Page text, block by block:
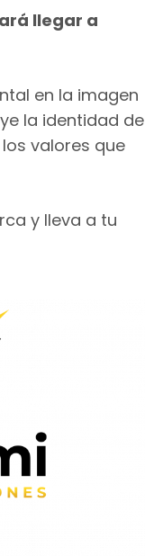
llegar a
en la imagen
la identidad de
valores que
y lleva a tu